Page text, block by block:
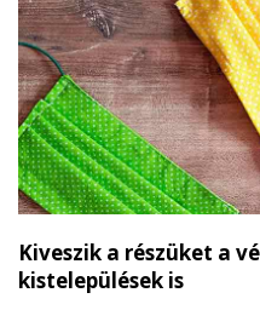
Kiveszik a részüket a
kistelepülések is